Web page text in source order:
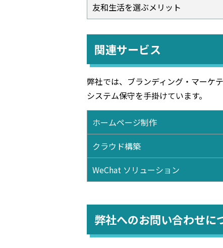
友和生活を選ぶメリット
関連サービス
弊社では、ブランディング・マーケ
システム保守を手掛けています。
ホームページ制作
クラウド構築
WeChat ソリューション
弊社へのお問い合わせに